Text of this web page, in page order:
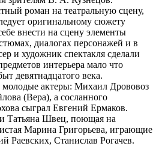
роман на театральную сцену,
оригинальному сюжету
внести на сцену элементы
диалогах персонажей и в
и художник спектакля сделали
интерьера мало что
девятнадцатого века.
актеры: Михаил Дрововоз
(Вера), а сосланного
сыграл Евгений Ермаков.
Татьяна Швец, поющая на
Марина Григорьева, играющие
Раевских, Станислав Рогачев.